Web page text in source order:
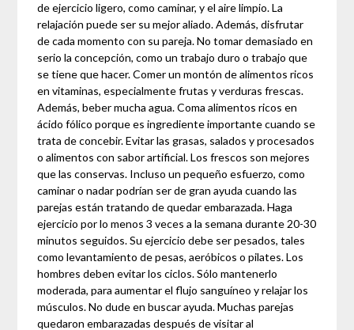
de ejercicio ligero, como caminar, y el aire limpio. La
relajación puede ser su mejor aliado. Además, disfrutar
de cada momento con su pareja. No tomar demasiado en
serio la concepción, como un trabajo duro o trabajo que
se tiene que hacer. Comer un montón de alimentos ricos
en vitaminas, especialmente frutas y verduras frescas.
Además, beber mucha agua. Coma alimentos ricos en
ácido fólico porque es ingrediente importante cuando se
trata de concebir. Evitar las grasas, salados y procesados
​​o alimentos con sabor artificial. Los frescos son mejores
que las conservas. Incluso un pequeño esfuerzo, como
caminar o nadar podrían ser de gran ayuda cuando las
parejas están tratando de quedar embarazada. Haga
ejercicio por lo menos 3 veces a la semana durante 20-30
minutos seguidos. Su ejercicio debe ser pesados, tales
como levantamiento de pesas, aeróbicos o pilates. Los
hombres deben evitar los ciclos. Sólo mantenerlo
moderada, para aumentar el flujo sanguíneo y relajar los
músculos. No dude en buscar ayuda. Muchas parejas
quedaron embarazadas después de visitar al